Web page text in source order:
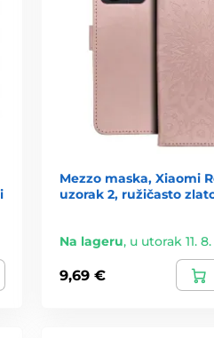
Mezzo maska, Xiaomi
uzorak 2, ružičasto
Na lageru, u utorak 11.
9,69 €